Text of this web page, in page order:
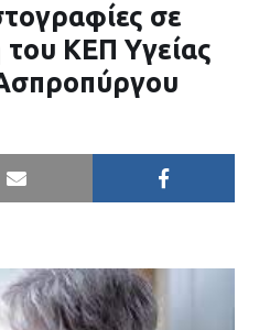
σε
του ΚΕΠ Υγείας